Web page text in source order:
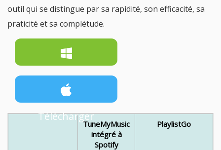
outil qui se distingue par sa rapidité, son efficacité, sa
praticité et sa complétude.
Télécharger
Télécharger
TuneMyMusic
intégré à
Spotify
PlaylistGo